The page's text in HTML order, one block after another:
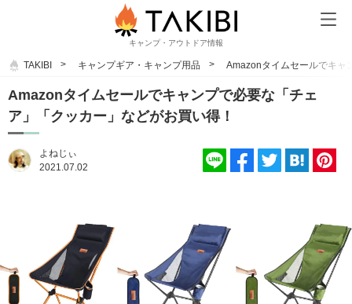
キャンプ・アウトドア情報
TAKIBI キャンプギア・キャンプ用品 Amazonタイムセールでキャ
Amazonタイムセールでキャンプで必要な「チェ
ア」「クッカー」などがお買い得！
よねじぃ
2021.07.02